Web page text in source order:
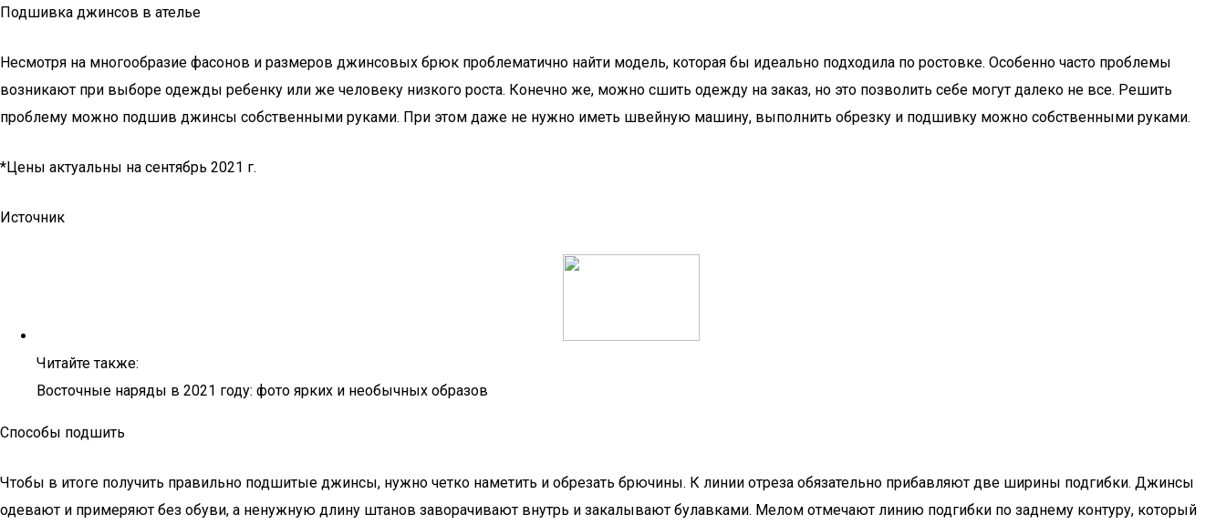
Подшивка джинсов в ателье
Несмотря на многообразие фасонов и размеров джинсовых брюк проблематично найти модель, которая бы идеально подходила по ростовке. Особенно часто проблемы
возникают при выборе одежды ребенку или же человеку низкого роста. Конечно же, можно сшить одежду на заказ, но это позволить себе могут далеко не все. Решить
проблему можно подшив джинсы собственными руками. При этом даже не нужно иметь швейную машину, выполнить обрезку и подшивку можно собственными руками.
*Цены актуальны на сентябрь 2021 г.
Источник
Читайте также:
Восточные наряды в 2021 году: фото ярких и необычных образов
Способы подшить
Чтобы в итоге получить правильно подшитые джинсы, нужно четко наметить и обрезать брючины. К линии отреза обязательно прибавляют две ширины подгибки. Джинсы
одевают и примеряют без обуви, а ненужную длину штанов заворачивают внутрь и закалывают булавками. Мелом отмечают линию подгибки по заднему контуру, который